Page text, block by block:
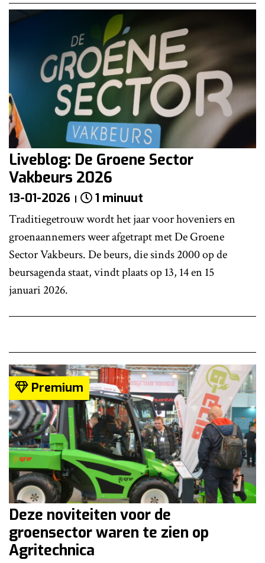
Liveblog: De Groene Sector
Vakbeurs 2026
13-01-2026 1 minuut
Traditiegetrouw wordt het jaar voor hoveniers en
groenaannemers weer afgetrapt met De Groene
Sector Vakbeurs. De beurs, die sinds 2000 op de
beursagenda staat, vindt plaats op 13, 14 en 15
januari 2026.
Premium
Deze noviteiten voor de
groensector waren te zien op
Agritechnica